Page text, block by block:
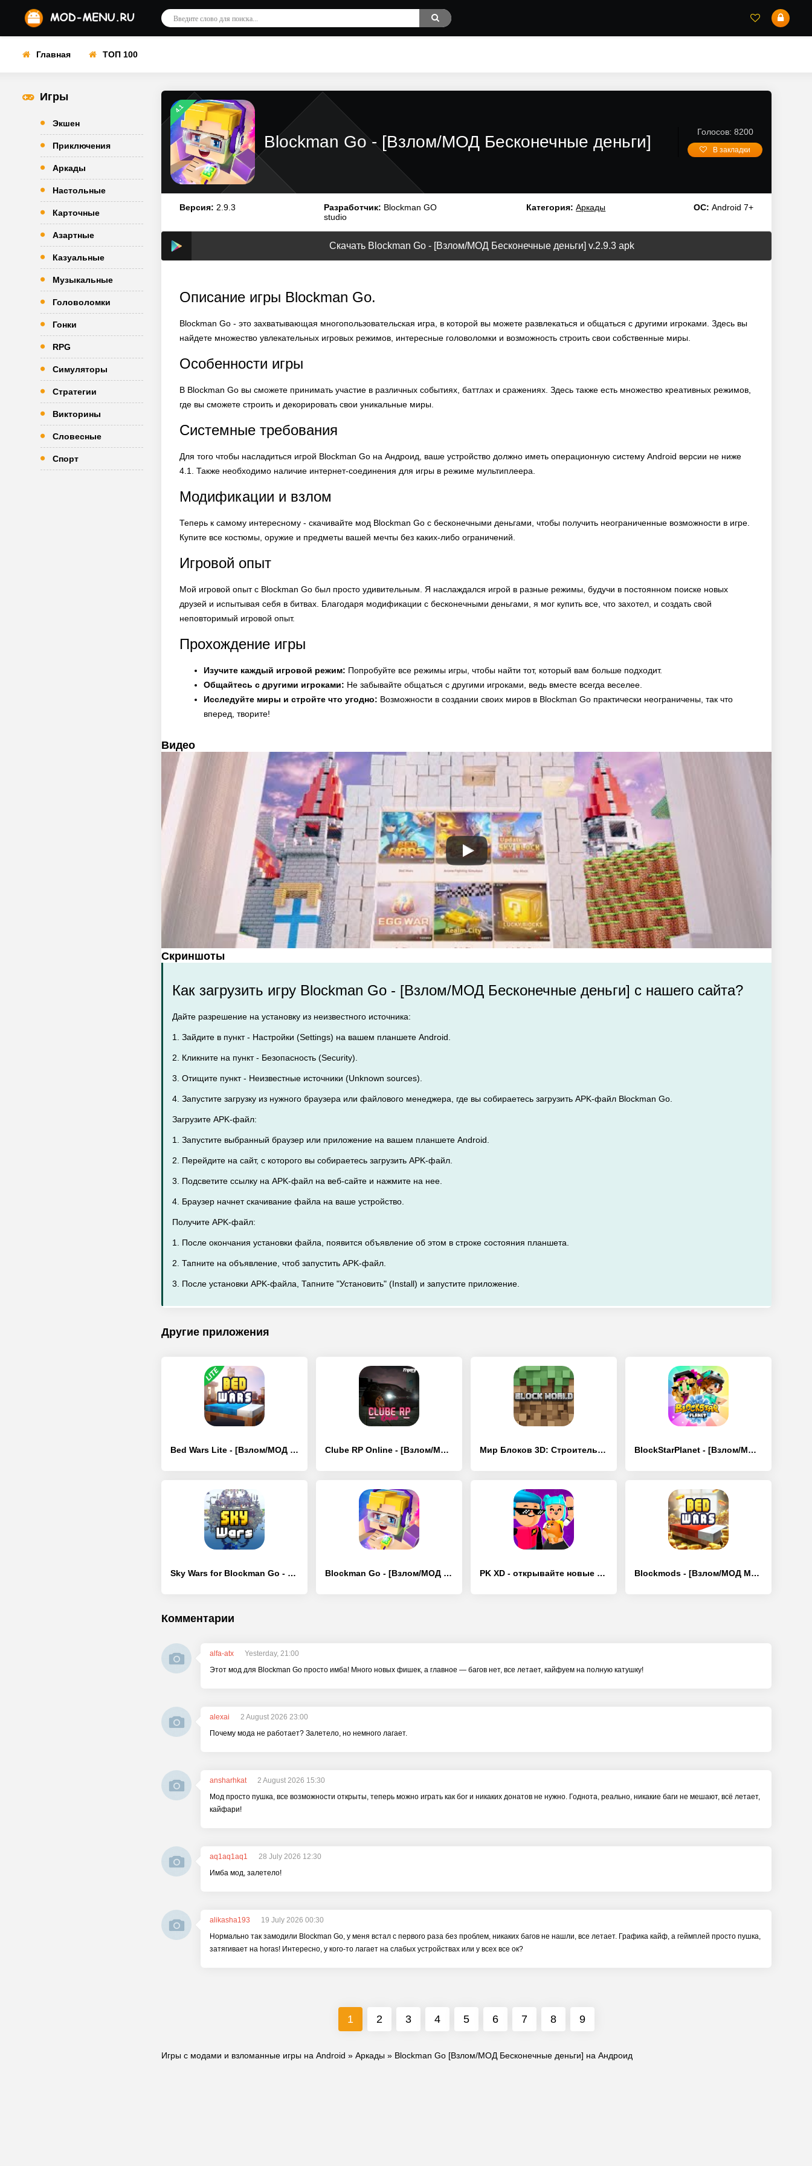
Главная ТОП 100
Игры
Экшен
Приключения
Аркады
Настольные
Карточные
Азартные
Казуальные
Музыкальные
Головоломки
Гонки
RPG
Симуляторы
Стратегии
Викторины
Словесные
Спорт
4.1
Blockman Go - [Взлом/МОД Бесконечные деньги]
Голосов: 8200
В закладки
Версия: 2.9.3 Разработчик: Blockman GO
studio
Категория: Аркады ОС: Android 7+
Скачать Blockman Go - [Взлом/МОД Бесконечные деньги] v.2.9.3 apk
Описание игры Blockman Go.
Blockman Go - это захватывающая многопользовательская игра, в которой вы можете развлекаться и общаться с другими игроками. Здесь вы
найдете множество увлекательных игровых режимов, интересные головоломки и возможность строить свои собственные миры.
Особенности игры
В Blockman Go вы сможете принимать участие в различных событиях, баттлах и сражениях. Здесь также есть множество креативных режимов,
где вы сможете строить и декорировать свои уникальные миры.
Системные требования
Для того чтобы насладиться игрой Blockman Go на Андроид, ваше устройство должно иметь операционную систему Android версии не ниже
4.1. Также необходимо наличие интернет-соединения для игры в режиме мультиплеера.
Модификации и взлом
Теперь к самому интересному - скачивайте мод Blockman Go с бесконечными деньгами, чтобы получить неограниченные возможности в игре.
Купите все костюмы, оружие и предметы вашей мечты без каких-либо ограничений.
Игровой опыт
Мой игровой опыт с Blockman Go был просто удивительным. Я наслаждался игрой в разные режимы, будучи в постоянном поиске новых
друзей и испытывая себя в битвах. Благодаря модификации с бесконечными деньгами, я мог купить все, что захотел, и создать свой
неповторимый игровой опыт.
Прохождение игры
Изучите каждый игровой режим: Попробуйте все режимы игры, чтобы найти тот, который вам больше подходит.
Общайтесь с другими игроками: Не забывайте общаться с другими игроками, ведь вместе всегда веселее.
Исследуйте миры и стройте что угодно: Возможности в создании своих миров в Blockman Go практически неограничены, так что
вперед, творите!
Видео
Скриншоты
Как загрузить игру Blockman Go - [Взлом/МОД Бесконечные деньги] с нашего сайта?
Дайте разрешение на установку из неизвестного источника:
1. Зайдите в пункт - Настройки (Settings) на вашем планшете Android.
2. Кликните на пункт - Безопасность (Security).
3. Отищите пункт - Неизвестные источники (Unknown sources).
4. Запустите загрузку из нужного браузера или файлового менеджера, где вы собираетесь загрузить APK-файл Blockman Go.
Загрузите APK-файл:
1. Запустите выбранный браузер или приложение на вашем планшете Android.
2. Перейдите на сайт, с которого вы собираетесь загрузить APK-файл.
3. Подсветите ссылку на APK-файл на веб-сайте и нажмите на нее.
4. Браузер начнет скачивание файла на ваше устройство.
Получите APK-файл:
1. После окончания установки файла, появится объявление об этом в строке состояния планшета.
2. Тапните на объявление, чтоб запустить APK-файл.
3. После установки APK-файла, Тапните "Установить" (Install) и запустите приложение.
Другие приложения
Bed Wars Lite - [Взлом/МОД Меню] Clube RP Online - [Взлом/МОД Бесконечные деньги] Мир Блоков 3D: Строительство - [Взлом/МОД Unlocked] BlockStarPlanet - [Взлом/МОД Unlocked]
Sky Wars for Blockman Go - [Взлом/МОД Бесконечные деньги] Blockman Go - [Взлом/МОД Unlocked] PK XD - открывайте новые миры! - [Взлом/МОД Unlocked] Blockmods - [Взлом/МОД Много денег]
Комментарии
alfa-atx
Yesterday, 21:00
Этот мод для Blockman Go просто имба! Много новых фишек, а главное — багов нет, все летает, кайфуем на полную катушку!
alexai
2 August 2026 23:00
Почему мода не работает? Залетело, но немного лагает.
ansharhkat
2 August 2026 15:30
Мод просто пушка, все возможности открыты, теперь можно играть как бог и никаких донатов не нужно. Годнота, реально, никакие баги не мешают, всё летает,
кайфари!
aq1aq1aq1
28 July 2026 12:30
Имба мод, залетело!
alikasha193
19 July 2026 00:30
Нормально так замодили Blockman Go, у меня встал с первого раза без проблем, никаких багов не нашли, все летает. Графика кайф, а геймплей просто пушка,
затягивает на horas! Интересно, у кого-то лагает на слабых устройствах или у всех все ок?
1 2 3 4 5 6 7 8 9
Игры с модами и взломанные игры на Android » Аркады » Blockman Go [Взлом/МОД Бесконечные деньги] на Андроид